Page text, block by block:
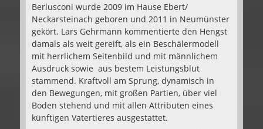
Berlusconi wurde 2009 im Hause Ebert/
Neckarsteinach geboren und 2011 in Neumünster
gekört. Lars Gehrmann kommentierte den Hengst
damals als weit gereift, als ein Beschälermodell
mit herrlichem Seitenbild und mit männlichem
Ausdruck sowie aus bestem Leistungsblut
stammend. Kraftvoll am Sprung, dynamisch in
den Bewegungen, mit großen Partien, über viel
Boden stehend und mit allen Attributen eines
künftigen Vatertieres ausgestattet.